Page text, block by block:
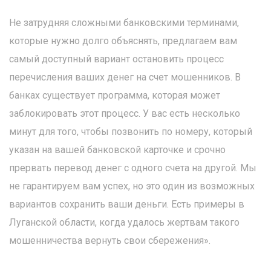
Не затрудняя сложными банковскими терминами,
которые нужно долго объяснять, предлагаем вам
самый доступный вариант остановить процесс
перечисления ваших денег на счет мошенников. В
банках существует программа, которая может
заблокировать этот процесс. У вас есть несколько
минут для того, чтобы позвонить по номеру, который
указан на вашей банковской карточке и срочно
прервать перевод денег с одного счета на другой. Мы
не гарантируем вам успех, но это один из возможных
вариантов сохранить ваши деньги. Есть примеры в
Луганской области, когда удалось жертвам такого
мошенничества вернуть свои сбережения».